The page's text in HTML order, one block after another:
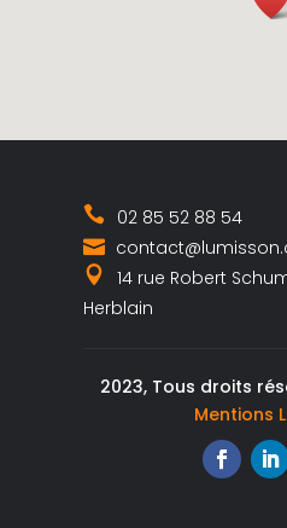
02 85 52 88 54
14 rue Robert
Herblain
2023, Tous droits
Mentions